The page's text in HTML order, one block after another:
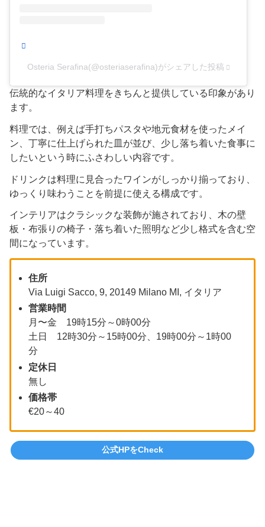
Osteria Serafina(@osteriaserafina)がシェアした投稿
伝統的なイタリア料理をきちんと提供している印象があり
ます。
料理では、例えば手打ちパスタや地元食材を使ったメイ
ン、丁寧に仕上げられた皿が並び、少し落ち着いた食事に
したいという時にふさわしい内容です。
ドリンクは料理に見合ったワインがしっかり揃っており、
ゆっくり味わうことを前提に使える構成です。
インテリアはクラシックな装飾が施されており、木の壁
板・布張りの椅子・落ち着いた照明など少し格式を含む空
間になっています。
住所
Via Luigi Sacco, 9, 20149 Milano MI, イタリア
営業時間
月〜金 19時15分～0時00分
土日 12時30分～15時00分、19時00分～1時00
分
定休日
無し
価格帯
€20～40
公式HPをCheck